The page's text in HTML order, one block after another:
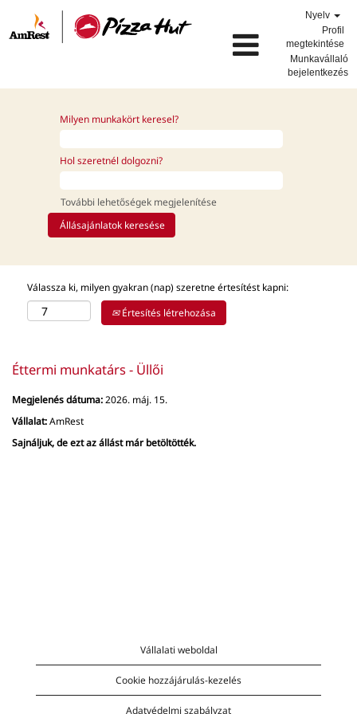
Nyelv
Profil
megtekintése
Munkavállaló
bejelentkezés
Milyen munkakört keresel?
Hol szeretnél dolgozni?
További lehetőségek megjelenítése
Válassza ki, milyen gyakran (nap) szeretne értesítést kapni:
Értesítés létrehozása
Éttermi munkatárs - Üllői
Megjelenés dátuma:2026. máj. 15.
Vállalat:AmRest
Sajnáljuk, de ezt az állást már betöltötték.
Vállalati weboldal
Cookie hozzájárulás-kezelés
Adatvédelmi szabályzat